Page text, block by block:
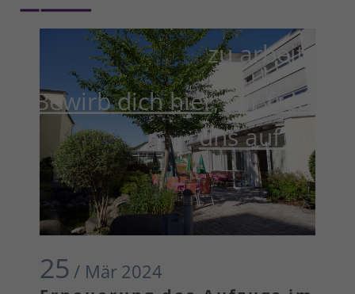
daran haben, mit Menschen
zu arbeiten.
Bewirb dich hier, wir freuen
uns auf dich.
25 / Mär 2024